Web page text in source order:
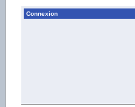
Connexion